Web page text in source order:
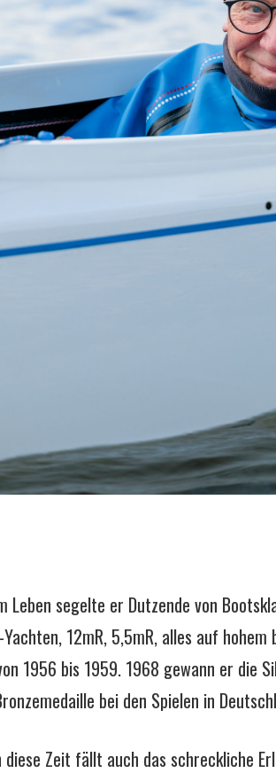
segelte er Dutzende von
12mR, 5,5mR, alles auf
1956 bis 1959. 1968 gewann er die
bei den Spielen in
Zeit fällt auch das schreckliche